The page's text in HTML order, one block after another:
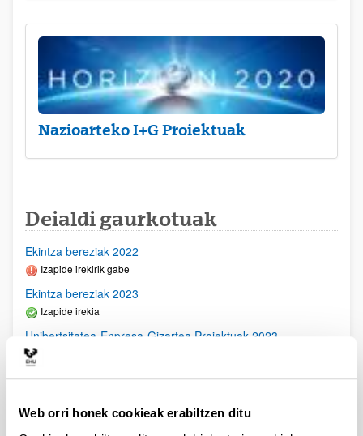
Web orri honek cookieak erabiltzen ditu
Nazioarteko I+G Proiektuak
Deialdi gaurkotuak
Ekintza bereziak 2022
Izapide irekirik gabe
Ekintza bereziak 2023
Izapide irekia
Unibertsitatea-Enpresa-Gizartea Proiektuak 2023
2023/11/16- Behin betiko ebazpena argitaratu egin da-
2023/09/22 Emandako eta ukatutako Behin Behineko
Ebazpena argitaratu egin da2023/07/14 Ebaluaziorako